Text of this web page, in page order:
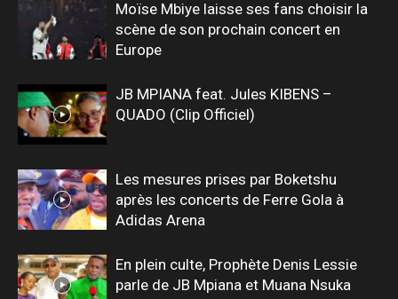
Moïse Mbiye laisse ses fans choisir la
scène de son prochain concert en
Europe
JB MPIANA feat. Jules KIBENS –
QUADO (Clip Officiel)
Les mesures prises par Boketshu
après les concerts de Ferre Gola à
Adidas Arena
En plein culte, Prophète Denis Lessie
parle de JB Mpiana et Muana Nsuka